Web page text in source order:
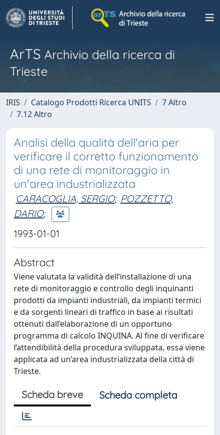
ArTS Archivio della ricerca di
Trieste
IRIS Catalogo Prodotti Ricerca UNITS
7 Altro
7.12 Altro
Analisi della qualità dell'aria per
verificare il corretto funzionamento
di una rete di monitoraggio in
un'area industrializzata
CARACOGLIA, SERGIO; POZZETTO,
DARIO;
1993-01-01
Abstract
Viene valutata la validità dell’installazione di una
rete di monitoraggio e controllo degli inquinanti
prodotti da impianti industriali, da impianti termici
e da sorgenti lineari di traffico in base ai risultati
ottenuti dall’elaborazione di un opportuno
programma di calcolo INQUINA. Al fine di verificare
l’attendibilità della procedura sviluppata, essa viene
applicata ad un’area industrializzata della città di
Trieste.
Scheda breve Scheda completa